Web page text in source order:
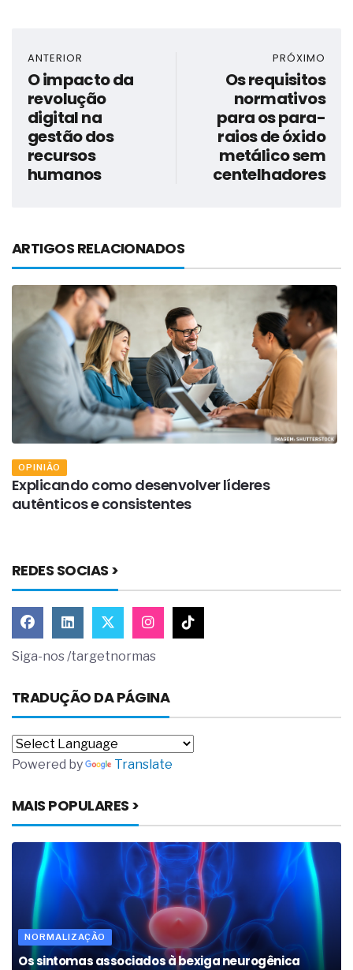
ANTERIOR
O impacto da
revolução
digital na
gestão dos
recursos
humanos
PRÓXIMO
Os requisitos
normativos
para os para-
raios de óxido
metálico sem
centelhadores
ARTIGOS RELACIONADOS
OPINIÃO
Explicando como desenvolver líderes
autênticos e consistentes
REDES SOCIAS >
Siga-nos /targetnormas
TRADUÇÃO DA PÁGINA
Powered by Translate
MAIS POPULARES >
NORMALIZAÇÃO
Os sintomas associados à bexiga neurogênica